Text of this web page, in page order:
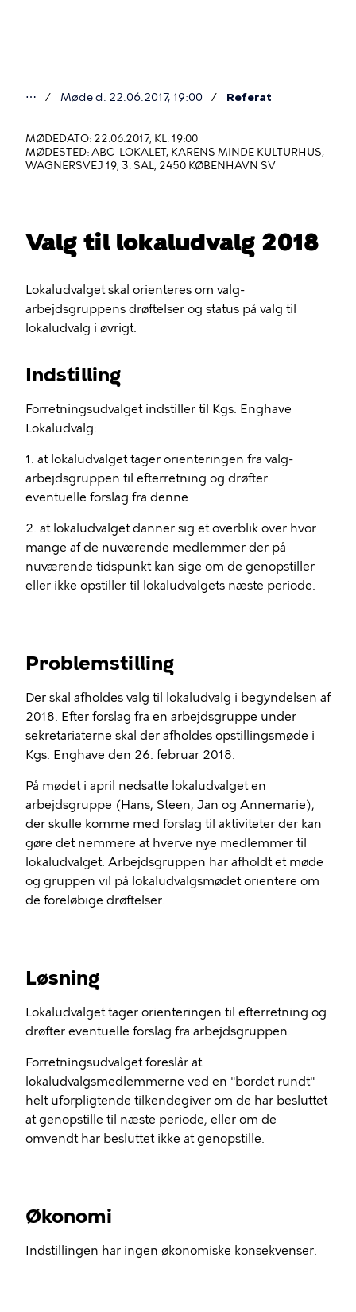
er
her
⋯ Møde d. 22.06.2017, 19:00 Referat
MØDEDATO: 22.06.2017, KL. 19:00
MØDESTED: ABC-LOKALET, KARENS MINDE KULTURHUS,
WAGNERSVEJ 19, 3. SAL, 2450 KØBENHAVN SV
Valg til lokaludvalg 2018
Lokaludvalget skal orienteres om valg-
arbejdsgruppens drøftelser og status på valg til
lokaludvalg i øvrigt.
Indstilling
Forretningsudvalget indstiller til Kgs. Enghave
Lokaludvalg:
1. at lokaludvalget tager orienteringen fra valg-
arbejdsgruppen til efterretning og drøfter
eventuelle forslag fra denne
2. at lokaludvalget danner sig et overblik over hvor
mange af de nuværende medlemmer der på
nuværende tidspunkt kan sige om de genopstiller
eller ikke opstiller til lokaludvalgets næste periode.
Problemstilling
Der skal afholdes valg til lokaludvalg i begyndelsen af
2018. Efter forslag fra en arbejdsgruppe under
sekretariaterne skal der afholdes opstillingsmøde i
Kgs. Enghave den 26. februar 2018.
På mødet i april nedsatte lokaludvalget en
arbejdsgruppe (Hans, Steen, Jan og Annemarie),
der skulle komme med forslag til aktiviteter der kan
gøre det nemmere at hverve nye medlemmer til
lokaludvalget. Arbejdsgruppen har afholdt et møde
og gruppen vil på lokaludvalgsmødet orientere om
de foreløbige drøftelser.
Løsning
Lokaludvalget tager orienteringen til efterretning og
drøfter eventuelle forslag fra arbejdsgruppen.
Forretningsudvalget foreslår at
lokaludvalgsmedlemmerne ved en "bordet rundt"
helt uforpligtende tilkendegiver om de har besluttet
at genopstille til næste periode, eller om de
omvendt har besluttet ikke at genopstille.
Økonomi
Indstillingen har ingen økonomiske konsekvenser.